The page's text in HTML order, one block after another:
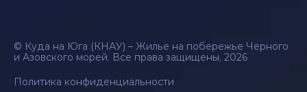
© Куда на Юга (КНАУ) – Жилье на побережье Черного
и Азовского морей. Все права защищены, 2026
Политика конфиденциальности